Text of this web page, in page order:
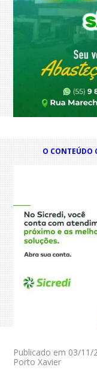
O CONTEÚDO
Publicado em 03/11/
Porto Xavier